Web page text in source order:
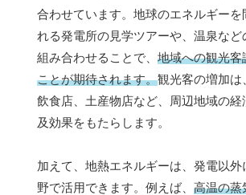
合わせています。地球のエネルギーを
れる発電所の見学ツアーや、温泉など
組み合わせることで、 地域への観光客
ことが期待されます。観光客の増加は
飲食店、土産物店など、周辺地域の経
及効果をもたらします。
加えて、地熱エネルギーは、発電以外
野で活用できます。例えば、 高温の蒸